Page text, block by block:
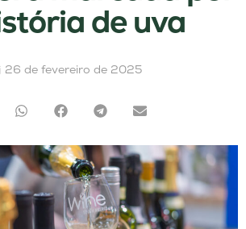
de uva
26 de fevereiro de 2025